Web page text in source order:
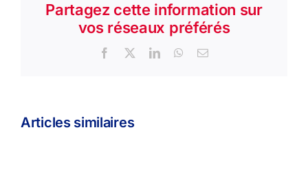
Partagez cette information sur
vos réseaux préférés
Facebook
X LinkedInWhatsApp
Email
Articles similaires